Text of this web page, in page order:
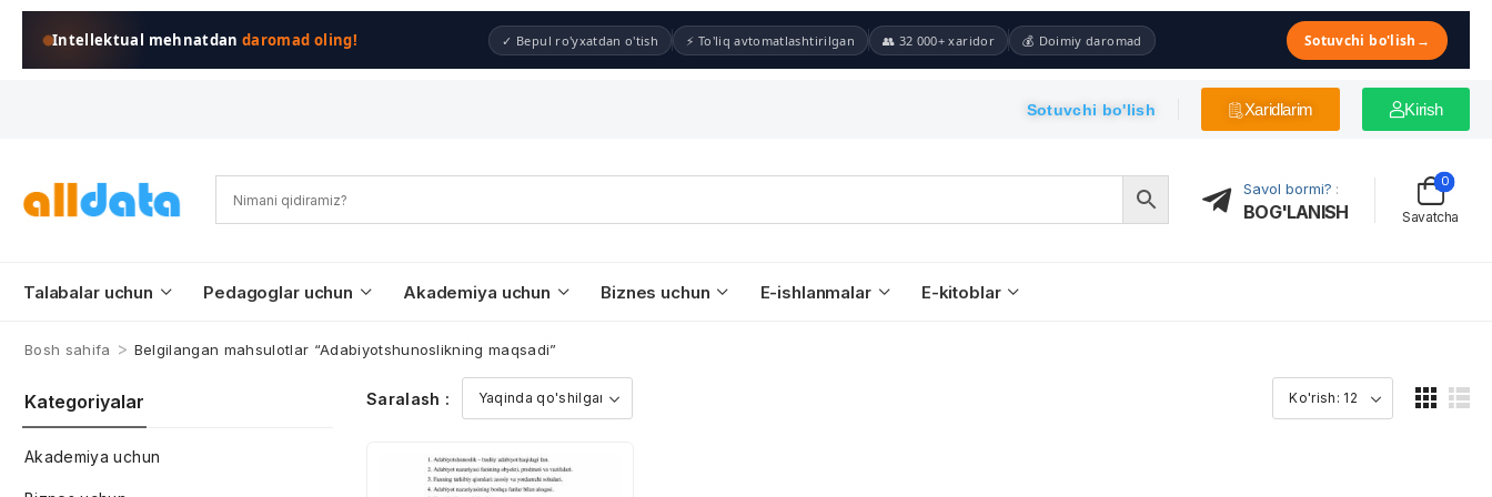
Intellektual mehnatdandaromad oling! ✓ Bepul ro'yxatdan o'tish ⚡ To'liq avtomatlashtirilgan 👥 32 000+ xaridor 💰 Doimiy daromad Sotuvchi bo'lish →
Sotuvchi bo'lish Xaridlarim Kirish
Savol bormi? :
BOG'LANISH Savatcha
0
Talabalar uchun Pedagoglar uchun Akademiya uchun Biznes uchun E-ishlanmalar E-kitoblar
Bosh sahifa > Belgilangan mahsulotlar “Adabiyotshunoslikning maqsadi”
Kategoriyalar
Akademiya uchun
Saralash :